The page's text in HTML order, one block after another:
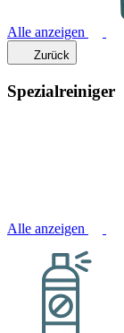
Alle anzeigen
Zurück
Spezialreiniger
Alle anzeigen